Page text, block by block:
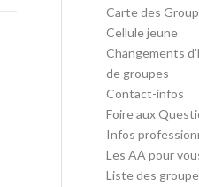
Carte des
Cellule jeune
Changements
de groupes
Contact-infos
Foire aux
Infos
Les AA pour
Liste des